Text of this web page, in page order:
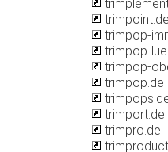
trimpoint.de
trimpop-
trimpop-
trimpop-
trimpop.de
trimport.de
trimpro.de